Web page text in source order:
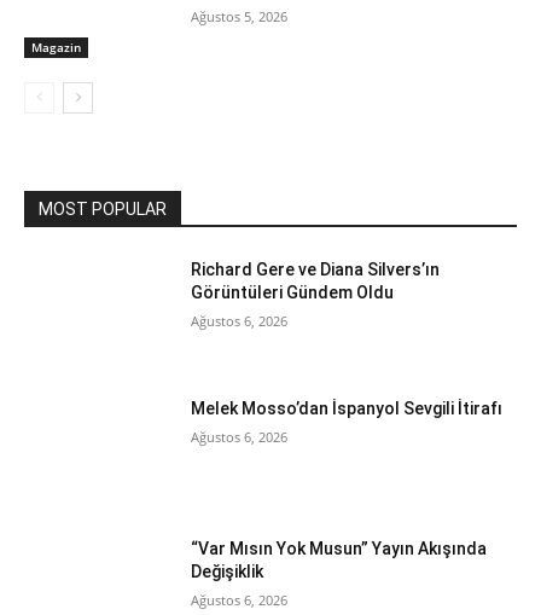
Magazin
Ağustos 5, 2026
MOST POPULAR
Richard Gere ve Diana Silvers’ın
Görüntüleri Gündem Oldu
Ağustos 6, 2026
Melek Mosso’dan İspanyol Sevgili İtirafı
Ağustos 6, 2026
“Var Mısın Yok Musun” Yayın Akışında
Değişiklik
Ağustos 6, 2026